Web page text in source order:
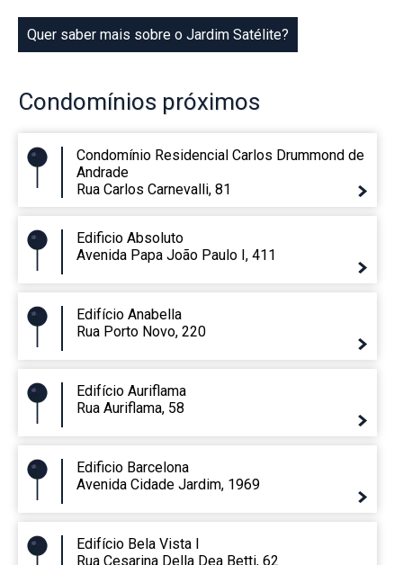
Quer saber mais sobre o Jardim Satélite?
Condomínios próximos
Condomínio Residencial Carlos Drummond de
Andrade
Rua Carlos Carnevalli, 81
Edificio Absoluto
Avenida Papa João Paulo I, 411
Edifício Anabella
Rua Porto Novo, 220
Edifício Auriflama
Rua Auriflama, 58
Edificio Barcelona
Avenida Cidade Jardim, 1969
Edifício Bela Vista I
Rua Cesarina Della Dea Betti, 62